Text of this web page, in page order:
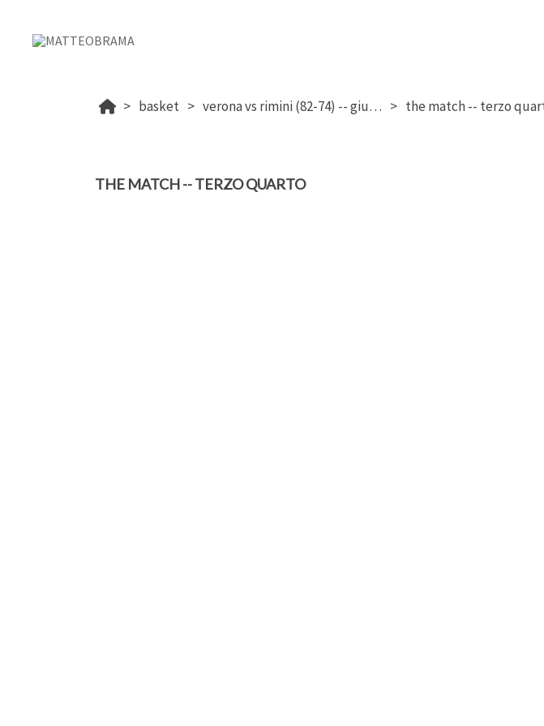
basket verona vs rimini (82-74) -- giugno 2026 (playoff finale gara 2) the match -- terzo
THE MATCH -- TERZO QUARTO